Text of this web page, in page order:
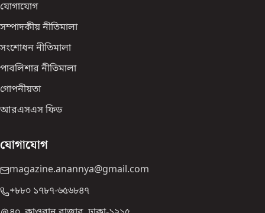
যোগাযোগ
সম্পাদকীয় নীতিমালা
সংশোধন নীতিমালা
পাবলিশার নীতিমালা
গোপনীয়তা
আরএসএস ফিড
যোগাযোগ
magazine.anannya@gmail.com
+৮৮০ ১৭৮৭-৬৫৬৮৪৭